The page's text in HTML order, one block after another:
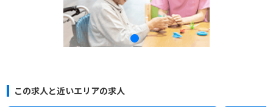
この求人と近いエリアの求人